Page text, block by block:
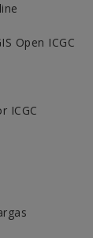
Open ICGC
ICGC